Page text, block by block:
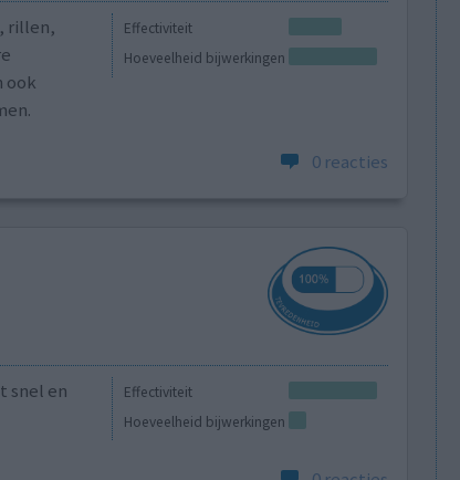
Effectiviteit
Hoeveelheid bijwerkingen
rillen,
ook
0 reacties
Effectiviteit
Hoeveelheid bijwerkingen
snel en